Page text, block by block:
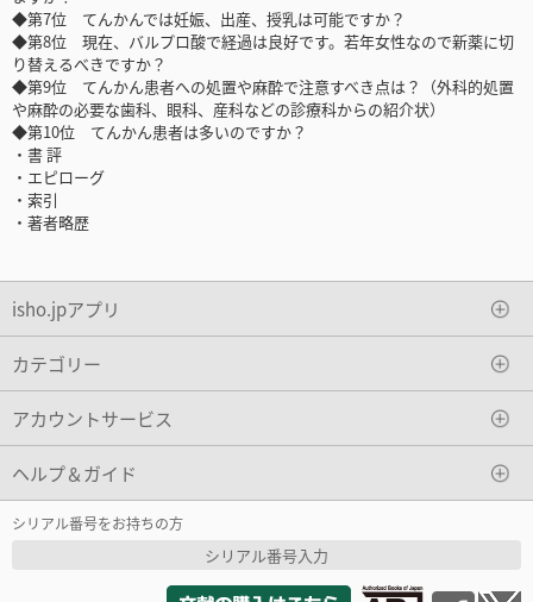
◆第7位 てんかんでは妊娠、出産、授乳は可能ですか？
◆第8位 現在、バルプロ酸で経過は良好です。若年女性なので新薬に切
り替えるべきですか？
◆第9位 てんかん患者への処置や麻酔で注意すべき点は？（外科的処置
や麻酔の必要な歯科、眼科、産科などの診療科からの紹介状）
◆第10位 てんかん患者は多いのですか？
・書 評
・エピローグ
・索引
・著者略歴
isho.jpアプリ
カテゴリー
アカウントサービス
ヘルプ＆ガイド
シリアル番号をお持ちの方
シリアル番号入力